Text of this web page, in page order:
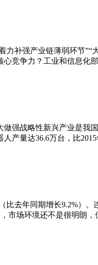
补强产业链薄弱环节”“
竞争力？工业和信息化
强战略性新兴产业是我
产量达36.6万台，比
去年同期增长9.2%）。
市场环境还不是很明朗